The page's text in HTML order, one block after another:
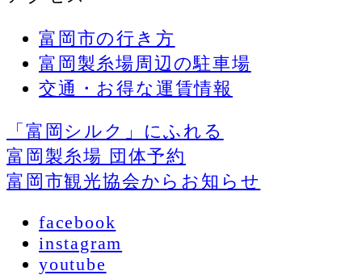
富岡市の行き方
富岡製糸場周辺の駐車場
交通・お得な運賃情報
「富岡シルク」にふれる
富岡製糸場 団体予約
富岡市観光協会からお知らせ
facebook
instagram
youtube